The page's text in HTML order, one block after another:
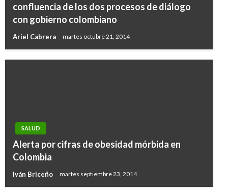
confluencia de los dos procesos de diálogo
con gobierno colombiano
Ariel Cabrera martes octubre 21, 2014
SALUD
Alerta por cifras de obesidad mórbida en
Colombia
Iván Briceño martes septiembre 23, 2014